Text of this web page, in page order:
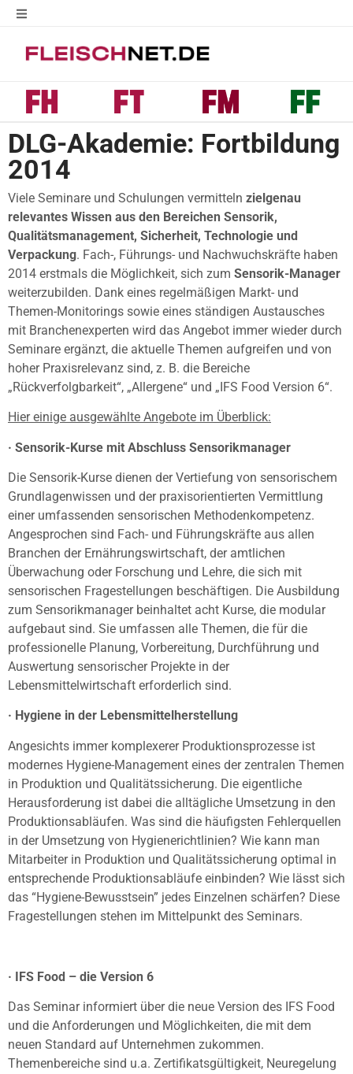
DLG-Akademie: Fortbildung
2014
Viele Seminare und Schulungen vermitteln zielgenau
relevantes Wissen aus den Bereichen Sensorik,
Qualitätsmanagement, Sicherheit, Technologie und
Verpackung. Fach-, Führungs- und Nachwuchskräfte haben
2014 erstmals die Möglichkeit, sich zum Sensorik-Manager
weiterzubilden. Dank eines regelmäßigen Markt- und
Themen-Monitorings sowie eines ständigen Austausches
mit Branchenexperten wird das Angebot immer wieder durch
Seminare ergänzt, die aktuelle Themen aufgreifen und von
hoher Praxisrelevanz sind, z. B. die Bereiche
„Rückverfolgbarkeit“, „Allergene“ und „IFS Food Version 6“.
Hier einige ausgewählte Angebote im Überblick:
· Sensorik-Kurse mit Abschluss Sensorikmanager
Die Sensorik-Kurse dienen der Vertiefung von sensorischem
Grundlagenwissen und der praxisorientierten Vermittlung
einer umfassenden sensorischen Methodenkompetenz.
Angesprochen sind Fach- und Führungskräfte aus allen
Branchen der Ernährungswirtschaft, der amtlichen
Überwachung oder Forschung und Lehre, die sich mit
sensorischen Fragestellungen beschäftigen. Die Ausbildung
zum Sensorikmanager beinhaltet acht Kurse, die modular
aufgebaut sind. Sie umfassen alle Themen, die für die
professionelle Planung, Vorbereitung, Durchführung und
Auswertung sensorischer Projekte in der
Lebensmittelwirtschaft erforderlich sind.
· Hygiene in der Lebensmittelherstellung
Angesichts immer komplexerer Produktionsprozesse ist
modernes Hygiene-Management eines der zentralen Themen
in Produktion und Qualitätssicherung. Die eigentliche
Herausforderung ist dabei die alltägliche Umsetzung in den
Produktionsabläufen. Was sind die häufigsten Fehlerquellen
in der Umsetzung von Hygienerichtlinien? Wie kann man
Mitarbeiter in Produktion und Qualitätssicherung optimal in
entsprechende Produktionsabläufe einbinden? Wie lässt sich
das “Hygiene-Bewusstsein” jedes Einzelnen schärfen? Diese
Fragestellungen stehen im Mittelpunkt des Seminars.
· IFS Food – die Version 6
Das Seminar informiert über die neue Version des IFS Food
und die Anforderungen und Möglichkeiten, die mit dem
neuen Standard auf Unternehmen zukommen.
Themenbereiche sind u.a. Zertifikatsgültigkeit, Neuregelung